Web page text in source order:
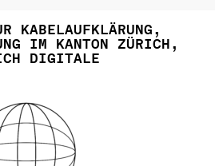
KABELAUFKLÄRUNG,
IM KANTON ZÜRICH,
DIGITALE